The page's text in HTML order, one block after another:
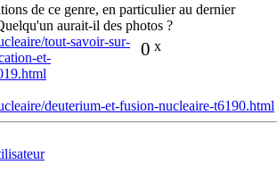
de ce genre, en particulier au dernier
aurait-il des photos ?
0 x
tout-savoir-sur-
et-
deuterium-et-fusion-nucleaire-t6190.html